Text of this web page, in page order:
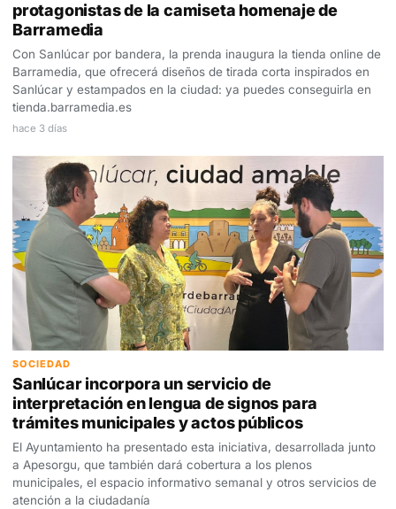
protagonistas de la camiseta homenaje de
Barramedia
Con Sanlúcar por bandera, la prenda inaugura la tienda online de
Barramedia, que ofrecerá diseños de tirada corta inspirados en
Sanlúcar y estampados en la ciudad: ya puedes conseguirla en
tienda.barramedia.es
hace 3 días
SOCIEDAD
Sanlúcar incorpora un servicio de
interpretación en lengua de signos para
trámites municipales y actos públicos
El Ayuntamiento ha presentado esta iniciativa, desarrollada junto
a Apesorgu, que también dará cobertura a los plenos
municipales, el espacio informativo semanal y otros servicios de
atención a la ciudadanía